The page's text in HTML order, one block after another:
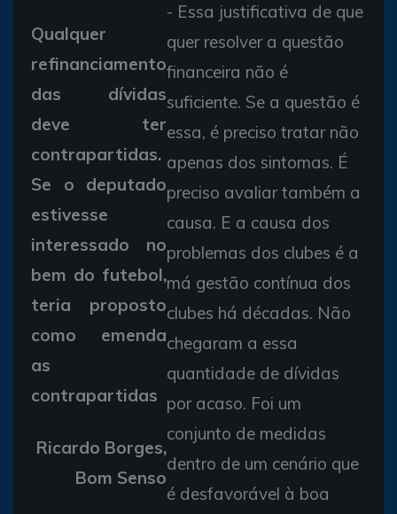
Qualquer
refinanciamento
das dívidas
deve ter
contrapartidas.
Se o deputado
estivesse
interessado no
bem do futebol,
teria proposto
como emenda
as
contrapartidas
Ricardo Borges,
Bom Senso
- Essa justificativa de que
quer resolver a questão
financeira não é
suficiente. Se a questão é
essa, é preciso tratar não
apenas dos sintomas. É
preciso avaliar também a
causa. E a causa dos
problemas dos clubes é a
má gestão contínua dos
clubes há décadas. Não
chegaram a essa
quantidade de dívidas
por acaso. Foi um
conjunto de medidas
dentro de um cenário que
é desfavorável à boa